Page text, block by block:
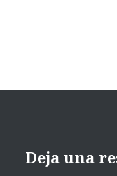
Deja una